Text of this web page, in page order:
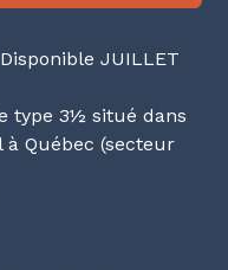
JUILLET
type 3½ situé dans
Québec (secteur